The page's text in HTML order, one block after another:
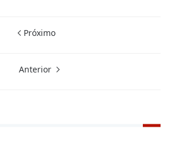
Próximo
Anterior